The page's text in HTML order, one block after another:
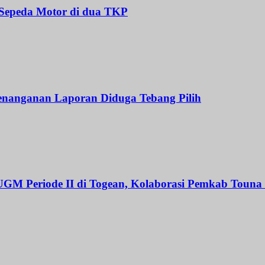
Motor di dua TKP
Laporan Diduga Tebang Pilih
Periode II di Togean, Kolaborasi Pemkab